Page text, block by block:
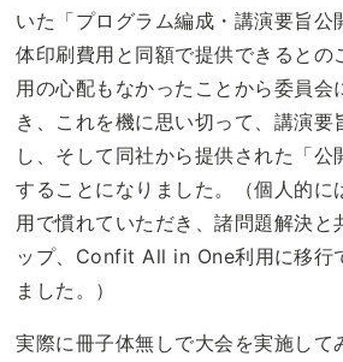
いた「プログラム編成・講演要旨公
体印刷費用と同額で提供できるとの
用の心配もなかったことから委員会
き、これを機に思い切って、講演要
し、そして同社から提供された「公
することになりました。（個人的に
用で慣れていただき、諸問題解決と
ップ、Confit All in One利用に移行
ました。）
実際に冊子体無しで大会を実施して